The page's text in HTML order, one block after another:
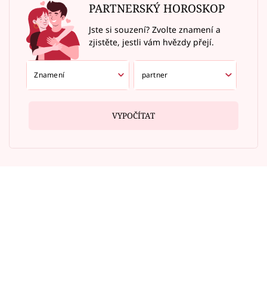
PARTNERSKÝ HOROSKOP
Jste si souzení? Zvolte znamení a
zjistěte, jestli vám hvězdy přejí.
VYPOČÍTAT